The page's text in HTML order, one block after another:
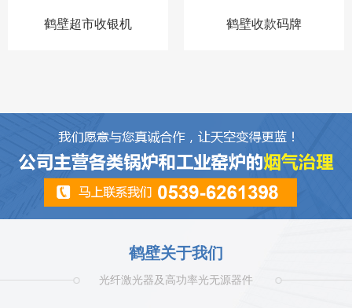
鹤壁超市收银机 鹤壁收款码牌
鹤壁关于我们
光纤激光器及高功率光无源器件